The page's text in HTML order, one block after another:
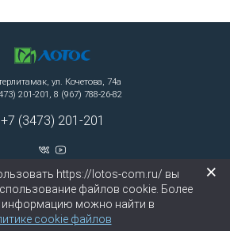
ул. Кочетова, 74а
201-201, 8 (967) 788-26-82
2010 — 2026 © ООО «Лотос»
+7 (3473) 201-201
Создание сайта: ЗЕДстудияhttps://lotos-com.ru/ вы
файлов cookie. Более
можно найти в
cookie файлов
×